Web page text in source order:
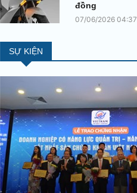
đồng
07/06/2026 04:37
SỰ KIỆN